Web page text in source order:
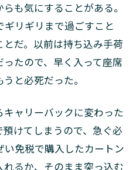
も気にすることがある。
リギリまで過ごすこと
だ。以前は持ち込み手荷
たので、早く入って座席
と必死だった。
ャリーバックに変わった
けてしまうので、急ぐ必
免税で購入したカートン
るか、そのまま突っ込む